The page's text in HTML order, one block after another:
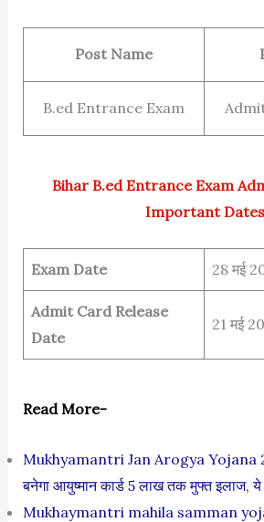
Post Name
B.ed Entrance Exam
Bihar B.ed Entrance Exam
Important Dates
Exam Date 28 मई
Admit Card Release
Date
21 मई
Read More-
Mukhyamantri Jan Arogya Yojana
बनेगा आयुष्मान कार्ड 5 लाख तक मुफ्त इलाज,
Mukhaymantri mahila samman